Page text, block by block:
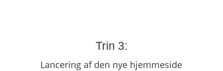
Trin 3:
Lancering af den nye hjemmeside